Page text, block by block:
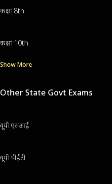
कक्षा 8th
कक्षा 10th
Show More
Other State Govt Exams
यूपी एसआई
यूपी पीईटी